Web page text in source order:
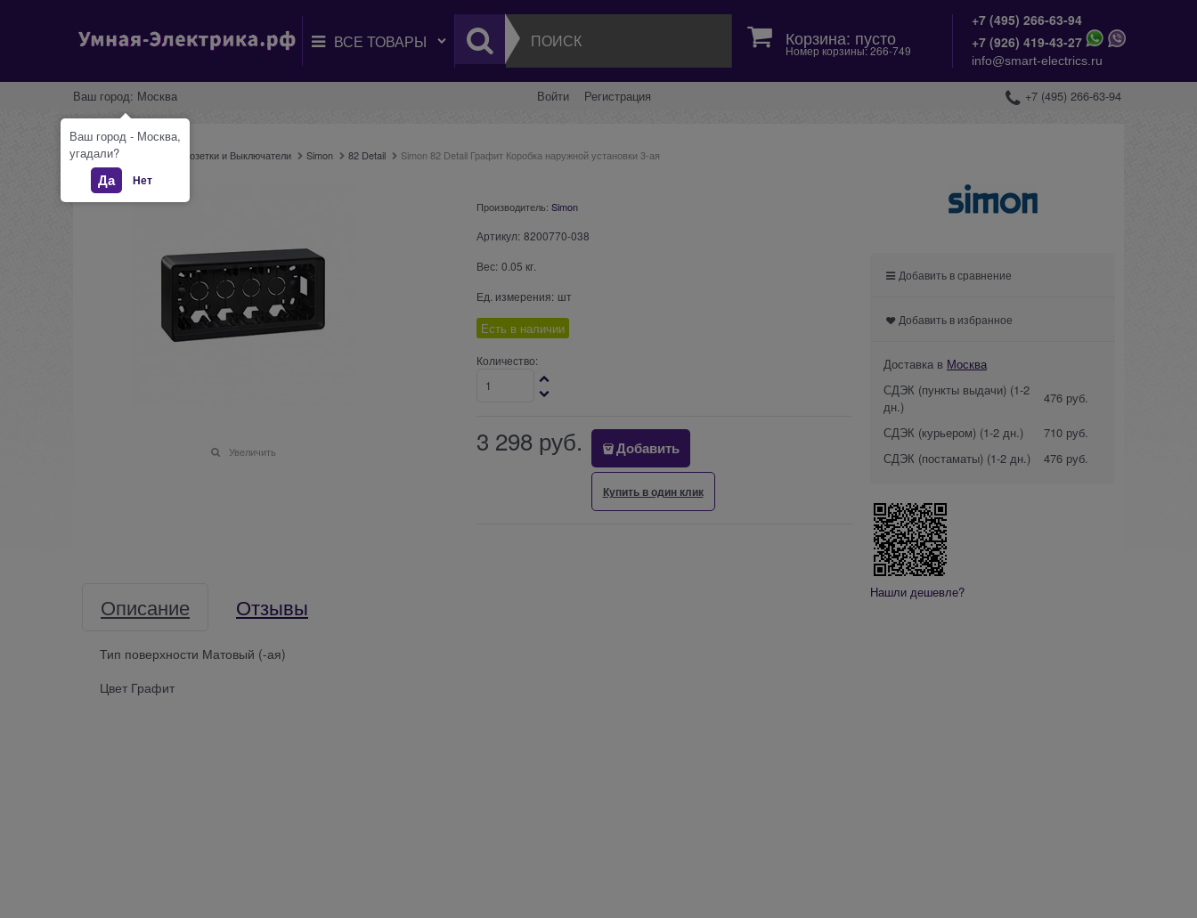
Корзина: пусто
Номер корзины: 266-749
+7 (495) 266-63-94
+7 (926) 419-43-27
info@smart-electrics.ru
Ваш город: Москва Войти Регистрация +7 (495) 266-63-94
Главная Розетки и Выключатели Simon 82 Detail Simon 82 Detail Графит Коробка наружной установки 3-ая
Увеличить
Производитель: Simon
Артикул: 8200770-038
Вес: 0.05 кг.
Ед. измерения: шт
Есть в наличии
Количество:
3 298 руб. Добавить
Купить в один клик
Описание Отзывы
Тип поверхности Матовый (-ая)
Цвет Графит
Добавить в сравнение
Добавить в избранное
Доставка в Москва
СДЭК (пункты выдачи) (1-2
дн.)
476 руб.
СДЭК (курьером) (1-2 дн.)
710 руб.
СДЭК (постаматы) (1-2 дн.) 476 руб.
Нашли дешевле?
Ваш город - Москва,
угадали?
Да Нет